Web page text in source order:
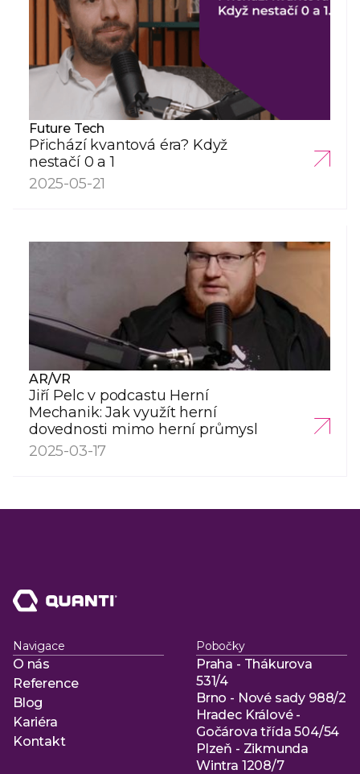
Future Tech
Přichází kvantová éra? Když
nestačí 0 a 1
2025-05-21
AR/VR
Jiří Pelc v podcastu Herní
Mechanik: Jak využít herní
dovednosti mimo herní průmysl
2025-03-17
Navigace
O nás
O nás
Reference
Reference
Blog
Blog
Kariéra
Kariéra
Kontakt
Pobočky
Praha - Thákurova
531/4
Brno - Nové sady 988/2
Hradec Králové -
Gočárova třída 504/54
Plzeň - Zikmunda
Wintra 1208/7